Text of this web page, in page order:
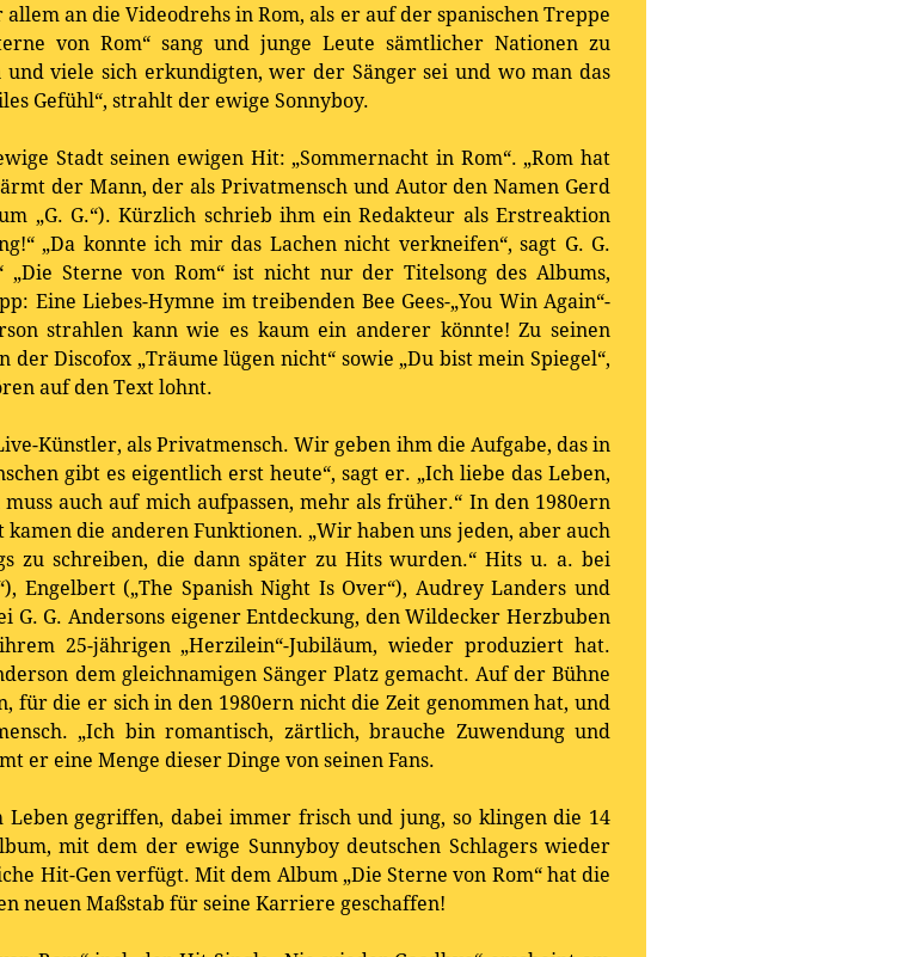
allem an die Videodrehs in Rom, als er auf der spanischen Treppe
von Rom“ sang und junge Leute sämtlicher Nationen zu
viele sich erkundigten, wer der Sänger sei und wo man das
Gefühl“, strahlt der ewige Sonnyboy.
Stadt seinen ewigen Hit: „Sommernacht in Rom“. „Rom hat
der Mann, der als Privatmensch und Autor den Namen Gerd
„G. G.“). Kürzlich schrieb ihm ein Redakteur als Erstreaktion
„Da konnte ich mir das Lachen nicht verkneifen“, sagt G. G.
Sterne von Rom“ ist nicht nur der Titelsong des Albums,
Eine Liebes-Hymne im treibenden Bee Gees-„You Win Again“-
strahlen kann wie es kaum ein anderer könnte! Zu seinen
Discofox „Träume lügen nicht“ sowie „Du bist mein Spiegel“,
auf den Text lohnt.
Künstler, als Privatmensch. Wir geben ihm die Aufgabe, das in
gibt es eigentlich erst heute“, sagt er. „Ich liebe das Leben,
auch auf mich aufpassen, mehr als früher.“ In den 1980ern
kamen die anderen Funktionen. „Wir haben uns jeden, aber auch
zu schreiben, die dann später zu Hits wurden.“ Hits u. a. bei
Engelbert („The Spanish Night Is Over“), Audrey Landers und
G. G. Andersons eigener Entdeckung, den Wildecker Herzbuben
25-jährigen „Herzilein“-Jubiläum, wieder produziert hat.
dem gleichnamigen Sänger Platz gemacht. Auf der Bühne
für die er sich in den 1980ern nicht die Zeit genommen hat, und
„Ich bin romantisch, zärtlich, brauche Zuwendung und
er eine Menge dieser Dinge von seinen Fans.
gegriffen, dabei immer frisch und jung, so klingen die 14
mit dem der ewige Sunnyboy deutschen Schlagers wieder
Hit-Gen verfügt. Mit dem Album „Die Sterne von Rom“ hat die
neuen Maßstab für seine Karriere geschaffen!